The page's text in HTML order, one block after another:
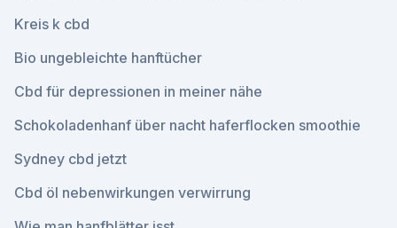
Kreis k cbd
Bio ungebleichte hanftücher
Cbd für depressionen in meiner nähe
Schokoladenhanf über nacht haferflocken smoothie
Sydney cbd jetzt
Cbd öl nebenwirkungen verwirrung